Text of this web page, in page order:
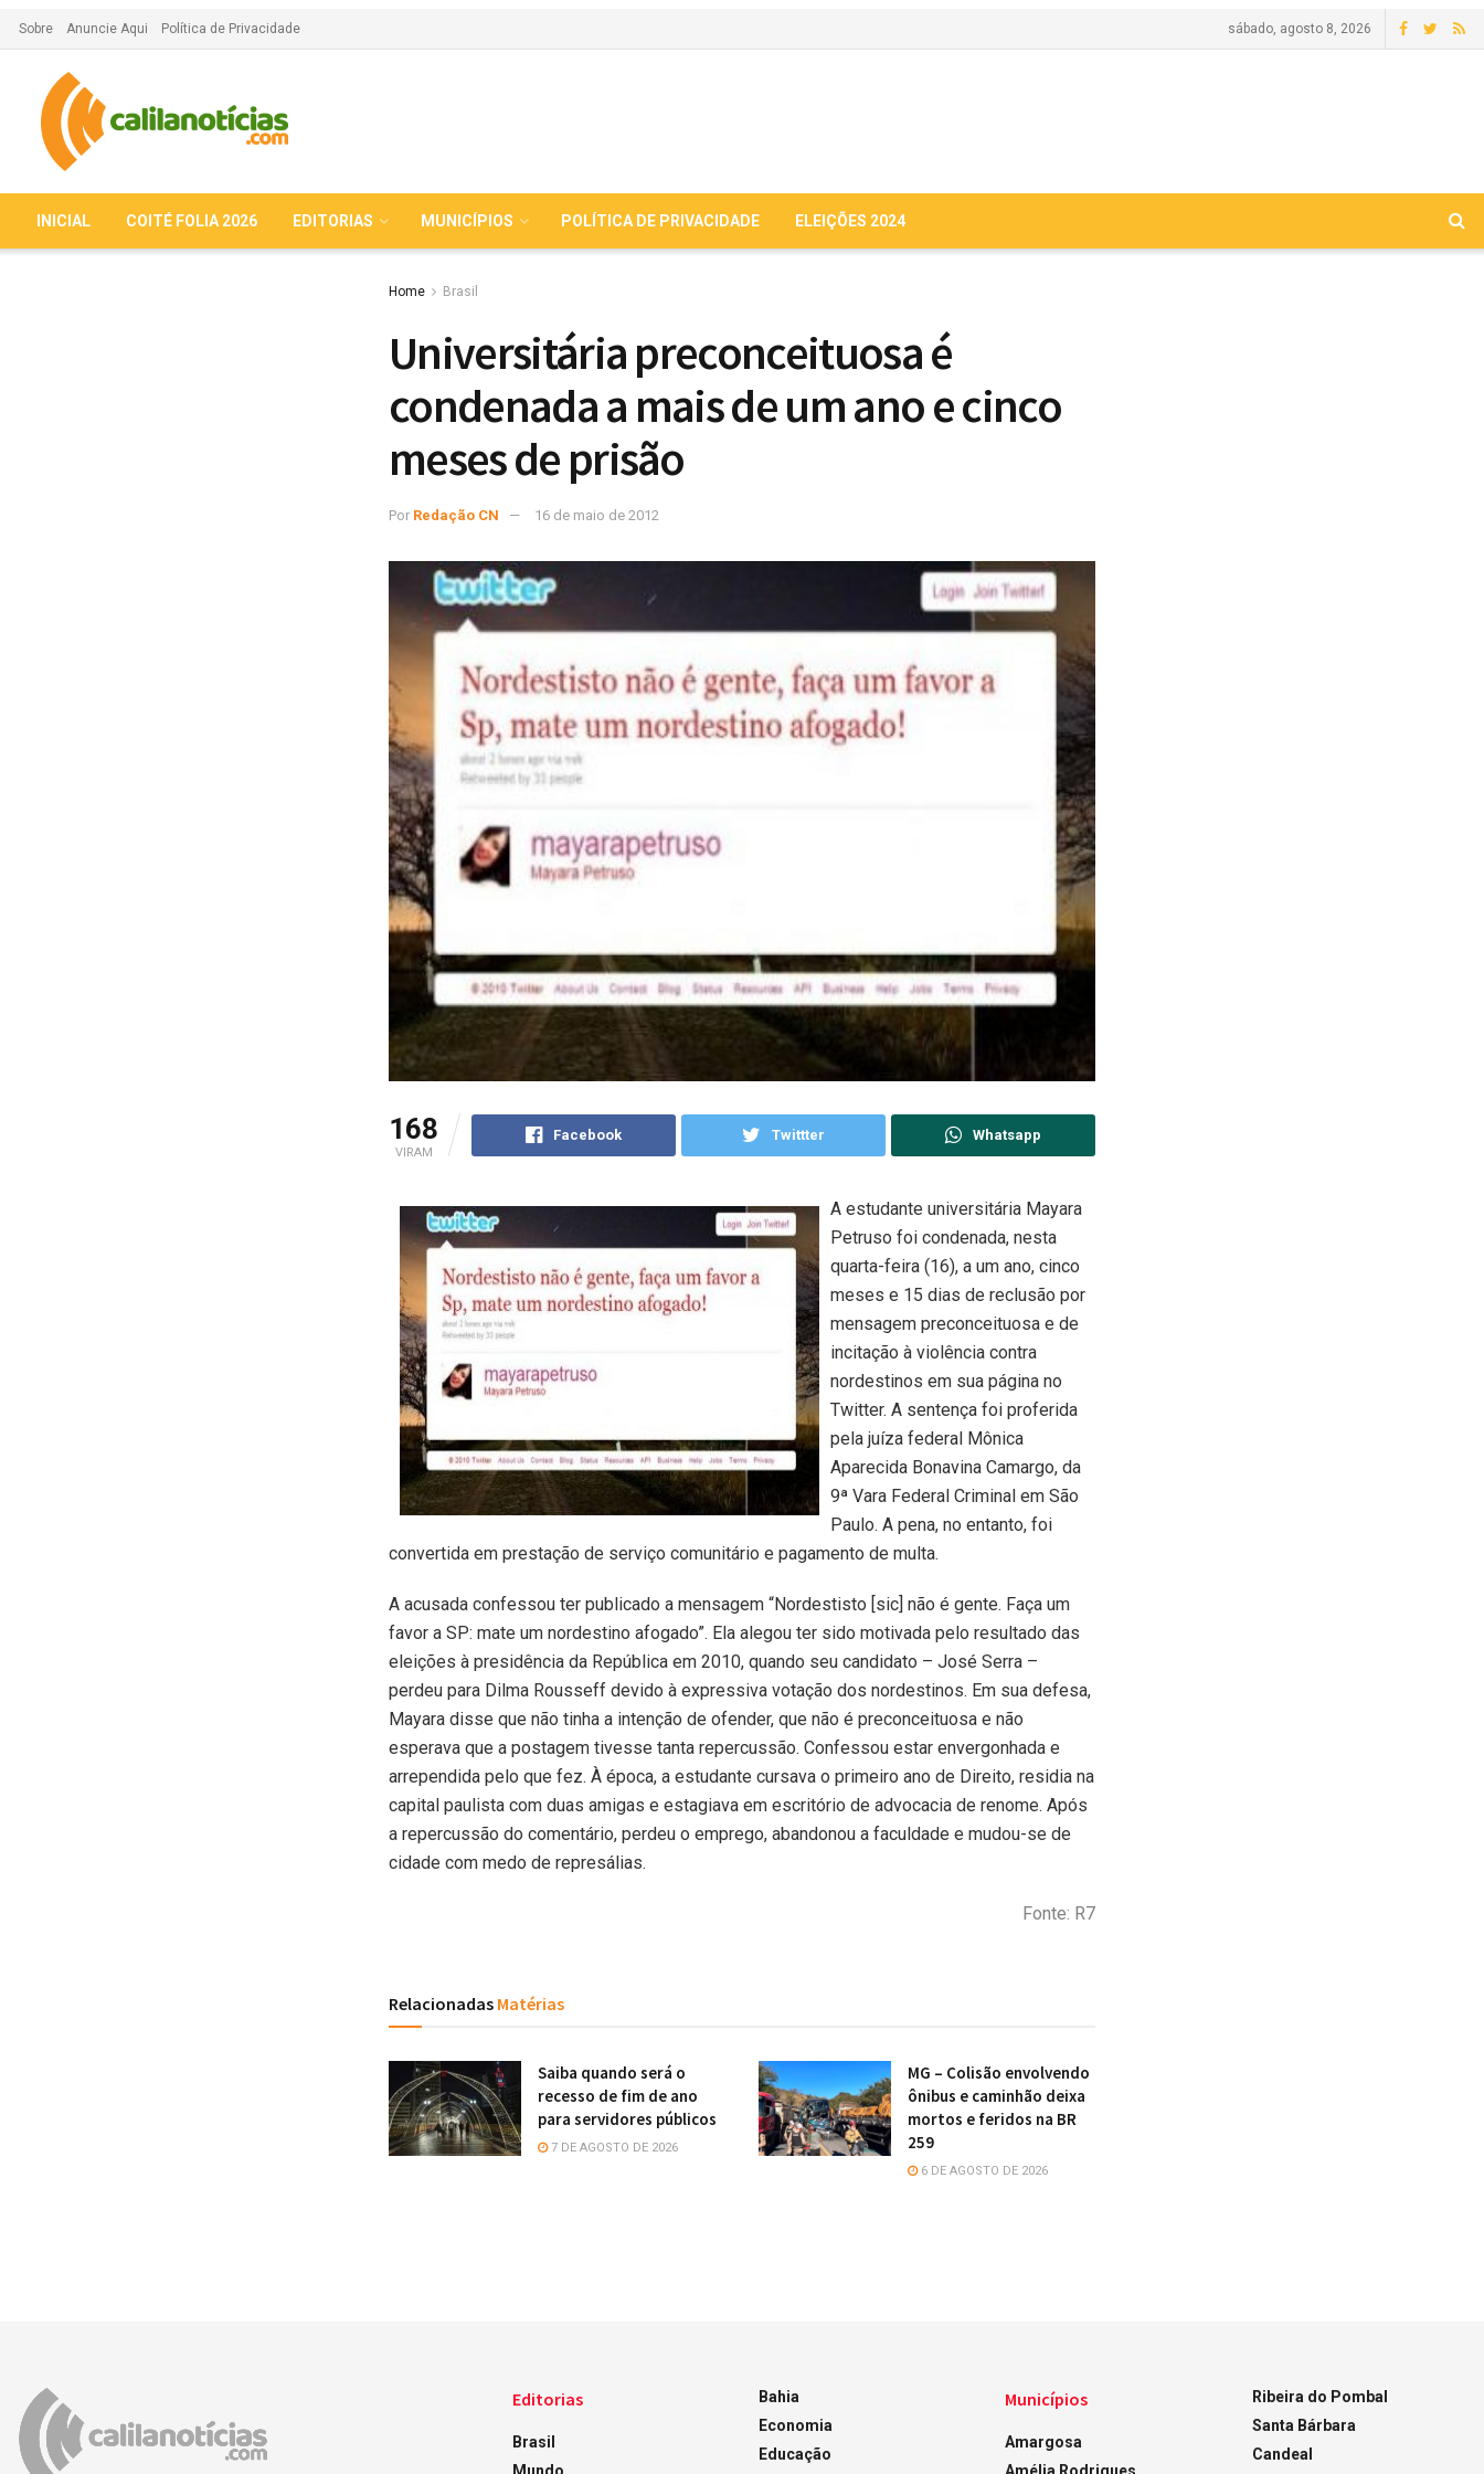
Sobre Anuncie Aqui Política de Privacidade sábado, agosto 8, 2026
INICIAL COITÉ FOLIA 2026 EDITORIAS MUNICÍPIOS POLÍTICA DE PRIVACIDADE ELEIÇÕES 2024
Home Brasil
Universitária preconceituosa é
condenada a mais de um ano e cinco
meses de prisão
Por Redação CN 16 de maio de 2012
168
VIRAM
Facebook Twittter Whatsapp
A estudante universitária Mayara
Petruso foi condenada, nesta
quarta-feira (16), a um ano, cinco
meses e 15 dias de reclusão por
mensagem preconceituosa e de
incitação à violência contra
nordestinos em sua página no
Twitter. A sentença foi proferida
pela juíza federal Mônica
Aparecida Bonavina Camargo, da
9ª Vara Federal Criminal em São
Paulo. A pena, no entanto, foi
convertida em prestação de serviço comunitário e pagamento de multa.
A acusada confessou ter publicado a mensagem “Nordestisto [sic] não é gente. Faça um
favor a SP: mate um nordestino afogado”. Ela alegou ter sido motivada pelo resultado das
eleições à presidência da República em 2010, quando seu candidato – José Serra –
perdeu para Dilma Rousseff devido à expressiva votação dos nordestinos. Em sua defesa,
Mayara disse que não tinha a intenção de ofender, que não é preconceituosa e não
esperava que a postagem tivesse tanta repercussão. Confessou estar envergonhada e
arrependida pelo que fez. À época, a estudante cursava o primeiro ano de Direito, residia na
capital paulista com duas amigas e estagiava em escritório de advocacia de renome. Após
a repercussão do comentário, perdeu o emprego, abandonou a faculdade e mudou-se de
cidade com medo de represálias.
Fonte: R7
Relacionadas Matérias
Saiba quando será o
recesso de fim de ano
para servidores públicos
7 DE AGOSTO DE 2026
MG – Colisão envolvendo
ônibus e caminhão deixa
mortos e feridos na BR
259
6 DE AGOSTO DE 2026
Editorias
Brasil
Bahia
Economia
Educação
Municípios
Amargosa
Ribeira do Pombal
Santa Bárbara
Candeal